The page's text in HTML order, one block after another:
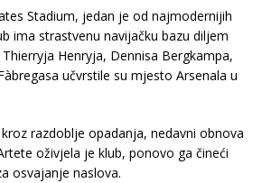
Stadium, jedan je od najmodernijih
ima strastvenu navijačku bazu diljem
Henryja, Dennisa Bergkampa,
učvrstile su mjesto Arsenala u
razdoblje opadanja, nedavni obnova
oživjela je klub, ponovo ga čineći
osvajanje naslova.